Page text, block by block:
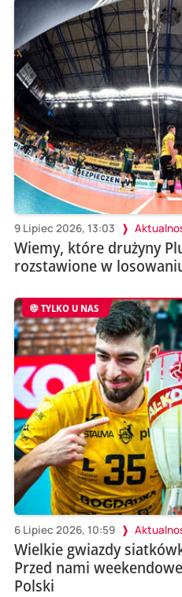
9 Lipiec 2026, 13:03
Wiemy, które drużyny
rozstawione w
TYLKO U NAS
6 Lipiec 2026, 10:59
Wielkie gwiazdy
Przed nami
Polski